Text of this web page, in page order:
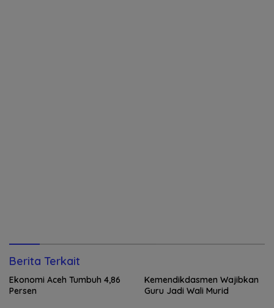
Berita Terkait
Ekonomi Aceh Tumbuh 4,86
Persen
Kemendikdasmen Wajibkan
Guru Jadi Wali Murid